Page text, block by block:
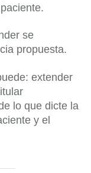
se
propuesta.
extender
lo que dicte la
y el